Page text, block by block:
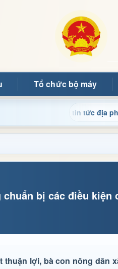
Tổ chức bộ máy
và tin tức địa phương
bị các điều kiện
thuận lợi, bà con nông